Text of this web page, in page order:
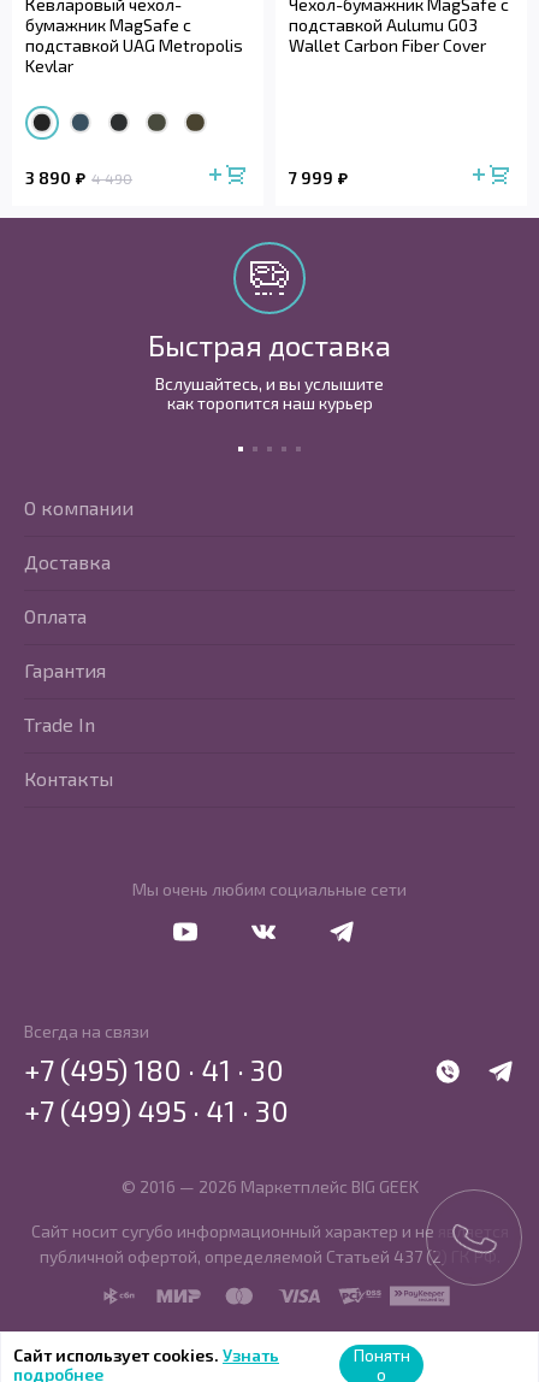
бумажник MagSafe с
подставкой UAG Metropolis
Kevlar
3 890 4 490
подставкой Aulumu G03
Wallet Carbon Fiber Cover
7 999
Быстрая доставка
Вслушайтесь, и вы услышите
как торопится наш курьер
Мы очень любим социальные сети
О компании
Доставка
Оплата
Гарантия
Trade In
Контакты
Всегда на связи
WhatsApp
+7 (495) 180 · 41 · 30
+7 (499) 495 · 41 · 30
© 2016 — 2026 Маркетплейс BIG GEEK
Сайт носит сугубо информационный характер и не является
публичной офертой, определяемой Статьей 437 (2) ГК РФ.
SBP
MIR MasterCard
Visa PCI DSS PayKeeper
Сайт использует cookies. Узнать
подробнее
Понятн
о